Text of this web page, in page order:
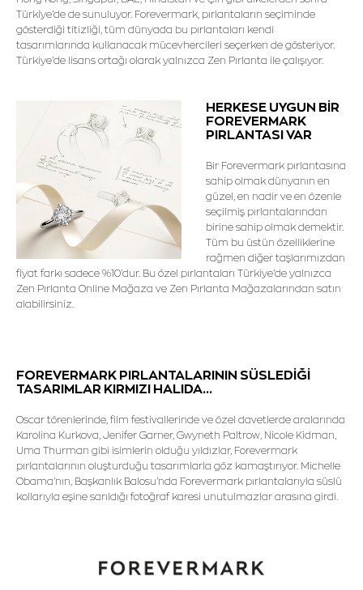
Türkiye'de de sunuluyor. Forevermark, pırlantaların seçiminde
gösterdiği titizliği, tüm dünyada bu pırlantaları kendi
tasarımlarında kullanacak mücevhercileri seçerken de gösteriyor.
Türkiye'de lisans ortağı olarak yalnızca Zen Pırlanta ile çalışıyor.
HERKESE UYGUN BİR
FOREVERMARK
PIRLANTASI VAR
Bir Forevermark pırlantasına
sahip olmak dünyanın en
güzel, en nadir ve en özenle
seçilmiş pırlantalarından
birine sahip olmak demektir.
Tüm bu üstün özelliklerine
rağmen diğer taşlarımızdan
fiyat farkı sadece %10'dur. Bu özel pırlantaları Türkiye'de yalnızca
Zen Pırlanta Online Mağaza ve Zen Pırlanta Mağazalarından satın
alabilirsiniz.
FOREVERMARK PIRLANTALARININ SÜSLEDİĞİ
TASARIMLAR KIRMIZI HALIDA...
Oscar törenlerinde, film festivallerinde ve özel davetlerde aralarında
Karolina Kurkova, Jenifer Garner, Gwyneth Paltrow, Nicole Kidman,
Uma Thurman gibi isimlerin olduğu yıldızlar, Forevermark
pırlantalarının oluşturduğu tasarımlarla göz kamaştırıyor. Michelle
Obama'nın, Başkanlık Balosu'nda Forevermark pırlantalarıyla süslü
kollarıyla eşine sarıldığı fotoğraf karesi unutulmazlar arasına girdi.